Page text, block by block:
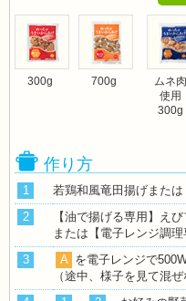
300g 700g
ムネ肉
使用
300g
作り方
1
若鶏和風竜田揚げまた
2
【油で揚げる専用】え
または【電子レンジ調
3
A を電子レンジで
（途中、様子を見て混